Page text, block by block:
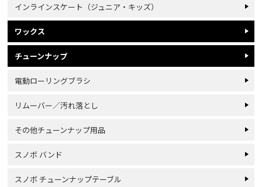
インラインスケート（ジュニア・キッズ）
ワックス
チューンナップ
電動ローリングブラシ
リムーバー／汚れ落とし
その他チューンナップ用品
スノボ バンド
スノボ チューンナップテーブル